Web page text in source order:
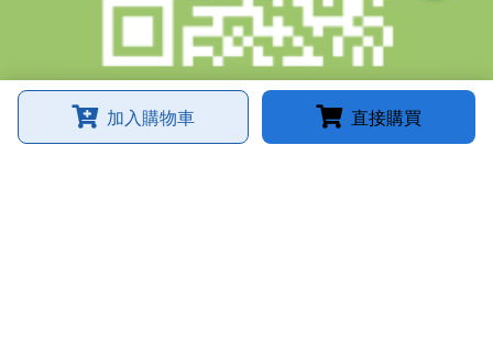
加入購物車 直接購買
臉書粉絲專頁